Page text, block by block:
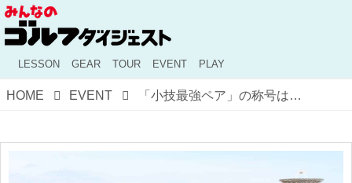
LESSON GEAR TOUR EVENT PLAY
HOME EVENT 「小技最強ペア」の称号は誰の手に!? ショートコース選手権ダブルス・関東決勝レポート